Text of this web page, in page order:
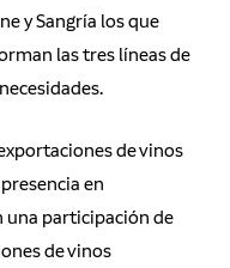
y Sangría los que
las tres líneas de
de vinos
en
una participación de
de vinos